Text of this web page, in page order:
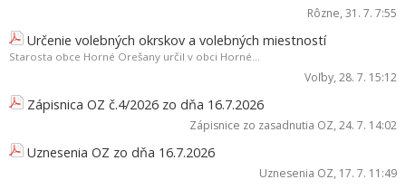
Rôzne, 31. 7. 7:55
Určenie volebných okrskov a volebných miestností
Starosta obce Horné Orešany určil v obci Horné...
Voľby, 28. 7. 15:12
Zápisnica OZ č.4/2026 zo dňa 16.7.2026
Zápisnice zo zasadnutia OZ, 24. 7. 14:02
Uznesenia OZ zo dňa 16.7.2026
Uznesenia OZ, 17. 7. 11:49